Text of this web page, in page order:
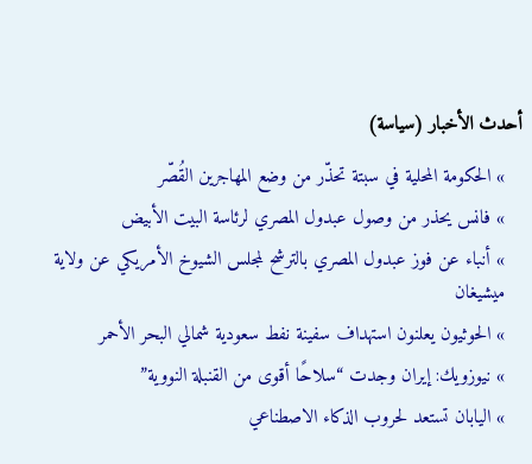
أحدث الأخبار (سياسة)
» الحكومة المحلية في سبتة تحذّر من وضع المهاجرين القُصّر
» فانس يحذر من وصول عبدول المصري لرئاسة البيت الأبيض
» أنباء عن فوز عبدول المصري بالترشح لمجلس الشيوخ الأمريكي عن ولاية
ميشيغان
» الحوثيون يعلنون استهداف سفينة نفط سعودية شمالي البحر الأحمر
» نيوزويك: إيران وجدت “سلاحًا أقوى من القنبلة النووية”
» اليابان تستعد لحروب الذكاء الاصطناعي